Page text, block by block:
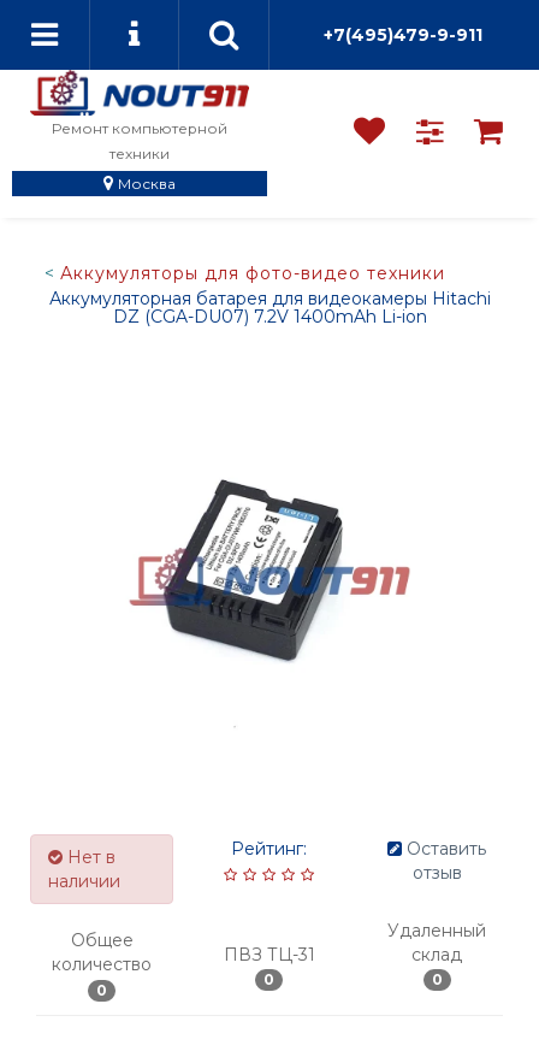
+7(495)479-9-911
Ремонт компьютерной
техники
Москва
Аккумуляторы для фото-видео техники
Аккумуляторная батарея для видеокамеры Hitachi
DZ (CGA-DU07) 7.2V 1400mAh Li-ion
Нет в
наличии
Общее
количество
0
Рейтинг:
ПВЗ ТЦ-31
0
Оставить
отзыв
Удаленный
склад
0